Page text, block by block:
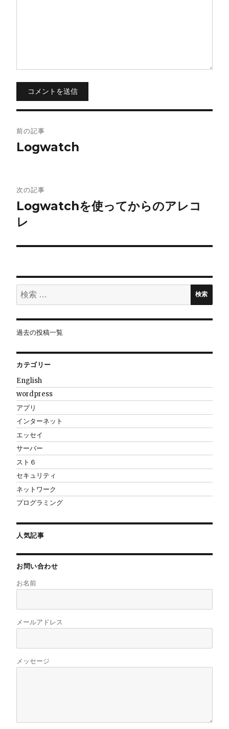
コメントを送信
稿
ビ
ゲ
ー
シ
ョ
ン
前の記事
Logwatch
次の記事
Logwatchを使ってからのアレコ
レ
検
索:
検索
過去の投稿一覧
カテゴリー
English
wordpress
アプリ
インターネット
エッセイ
サーバー
スト６
セキュリティ
ネットワーク
プログラミング
人気記事
お問い合わせ
お名前
メールアドレス
メッセージ